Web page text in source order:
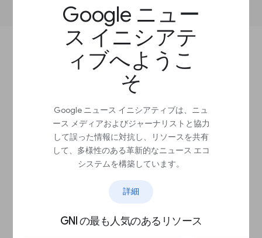
Google ニュー
ス イニシアテ
ィブへようこ
そ
Google ニュース イニシアティブは、ニュ
ース メディアおよびジャーナリストと協力
して誤った情報に対抗し、リソースを共有
して、多様性のある革新的なニュース エコ
システムを構築しています。
詳細
GNI の最も人気のあるリソース
レッスンを完了するには、この質問にお答えください。
ウェブの通知を有効にする読者
は全体の何パーセントぐらいで
しょう？